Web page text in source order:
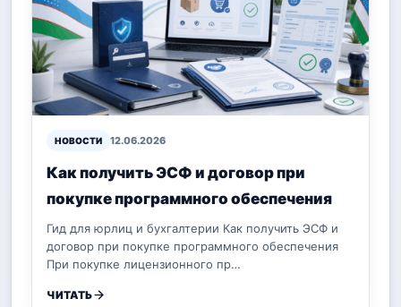
НОВОСТИ 12.06.2026
Как получить ЭСФ и договор при
покупке программного обеспечения
Гид для юрлиц и бухгалтерии Как получить ЭСФ и
договор при покупке программного обеспечения
При покупке лицензионного пр…
ЧИТАТЬ